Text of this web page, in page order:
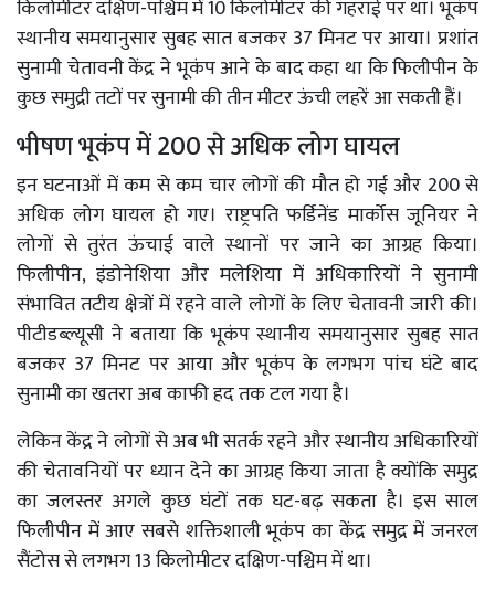
किलोमीटर दक्षिण-पश्चिम में 10 किलोमीटर की गहराई पर था। भूकंप
स्थानीय समयानुसार सुबह सात बजकर 37 मिनट पर आया। प्रशांत
सुनामी चेतावनी केंद्र ने भूकंप आने के बाद कहा था कि फिलीपीन के
कुछ समुद्री तटों पर सुनामी की तीन मीटर ऊंची लहरें आ सकती हैं।
भीषण भूकंप में 200 से अधिक लोग घायल
इन घटनाओं में कम से कम चार लोगों की मौत हो गई और 200 से
अधिक लोग घायल हो गए। राष्ट्रपति फर्डिनेंड मार्कोस जूनियर ने
लोगों से तुरंत ऊंचाई वाले स्थानों पर जाने का आग्रह किया।
फिलीपीन, इंडोनेशिया और मलेशिया में अधिकारियों ने सुनामी
संभावित तटीय क्षेत्रों में रहने वाले लोगों के लिए चेतावनी जारी की।
पीटीडब्ल्यूसी ने बताया कि भूकंप स्थानीय समयानुसार सुबह सात
बजकर 37 मिनट पर आया और भूकंप के लगभग पांच घंटे बाद
सुनामी का खतरा अब काफी हद तक टल गया है।
लेकिन केंद्र ने लोगों से अब भी सतर्क रहने और स्थानीय अधिकारियों
की चेतावनियों पर ध्यान देने का आग्रह किया जाता है क्योंकि समुद्र
का जलस्तर अगले कुछ घंटों तक घट-बढ़ सकता है। इस साल
फिलीपीन में आए सबसे शक्तिशाली भूकंप का केंद्र समुद्र में जनरल
सैंटोस से लगभग 13 किलोमीटर दक्षिण-पश्चिम में था।